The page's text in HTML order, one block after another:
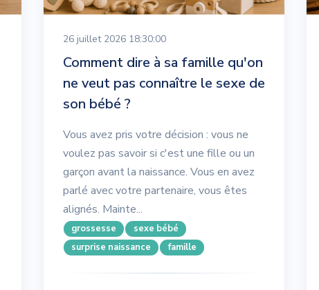
26 juillet 2026 18:30:00
Comment dire à sa famille qu'on
ne veut pas connaître le sexe de
son bébé ?
Vous avez pris votre décision : vous ne
voulez pas savoir si c'est une fille ou un
garçon avant la naissance. Vous en avez
parlé avec votre partenaire, vous êtes
alignés. Mainte...
grossesse
sexe bébé
surprise naissance
famille